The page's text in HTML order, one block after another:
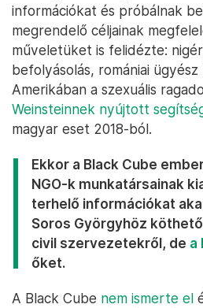
információkat és próbálnak
megrendelő céljainak
műveletüket is felidézte:
befolyásolás, romániai ügyész
Amerikában a szexuális
Weinsteinnek nyújtott
magyar eset 2018-ból.
Ekkor a Black Cube
NGO-k munkatársainak
terhelő információkat
Soros Györgyhöz
civil szervezetekről, de a
őket.
A Black Cube nem ismerte el